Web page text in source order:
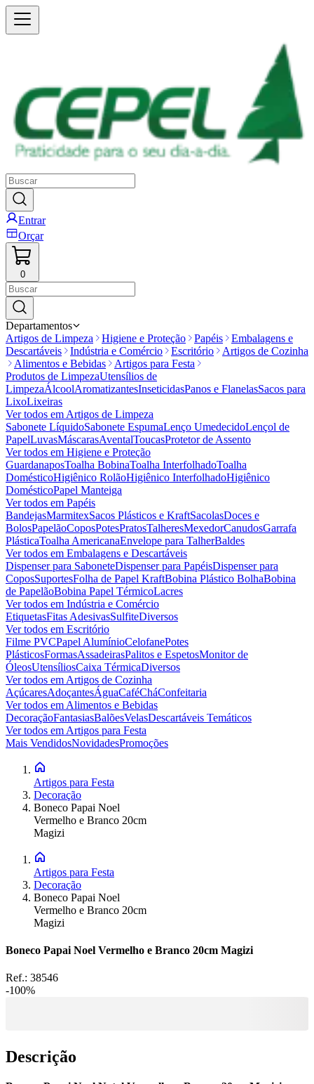
Entrar
Orçar
0
Departamentos
Artigos de Limpeza
Higiene e Proteção Papéis
Embalagens e
Descartáveis
Indústria e Comércio Escritório
Artigos de Cozinha
Alimentos e Bebidas
Artigos para Festa
Produtos de LimpezaUtensílios de
LimpezaÁlcoolAromatizantesInseticidasPanos e FlanelasSacos para
LixoLixeiras
Ver todos em Artigos de Limpeza
Sabonete LíquidoSabonete EspumaLenço UmedecidoLençol de
PapelLuvasMáscarasAventalToucasProtetor de Assento
Ver todos em Higiene e Proteção
GuardanaposToalha BobinaToalha InterfolhadoToalha
DomésticoHigiênico RolãoHigiênico InterfolhadoHigiênico
DomésticoPapel Manteiga
Ver todos em Papéis
BandejasMarmitexSacos Plásticos e KraftSacolasDoces e
BolosPapelãoCoposPotesPratosTalheresMexedorCanudosGarrafa
PlásticaToalha AmericanaEnvelope para TalherBaldes
Ver todos em Embalagens e Descartáveis
Dispenser para SaboneteDispenser para PapéisDispenser para
CoposSuportesFolha de Papel KraftBobina Plástico BolhaBobina
de PapelãoBobina Papel TérmicoLacres
Ver todos em Indústria e Comércio
EtiquetasFitas AdesivasSulfiteDiversos
Ver todos em Escritório
Filme PVCPapel AlumínioCelofanePotes
PlásticosFormasAssadeirasPalitos e EspetosMonitor de
ÓleosUtensíliosCaixa TérmicaDiversos
Ver todos em Artigos de Cozinha
AçúcaresAdoçantesÁguaCaféCháConfeitaria
Ver todos em Alimentos e Bebidas
DecoraçãoFantasiasBalõesVelasDescartáveis Temáticos
Ver todos em Artigos para Festa
Mais VendidosNovidadesPromoções
Artigos para Festa
Decoração
Boneco Papai Noel
Vermelho e Branco 20cm
Magizi
Artigos para Festa
Decoração
Boneco Papai Noel
Vermelho e Branco 20cm
Magizi
Boneco Papai Noel Vermelho e Branco 20cm Magizi
Ref.: 38546
-100%
Descrição